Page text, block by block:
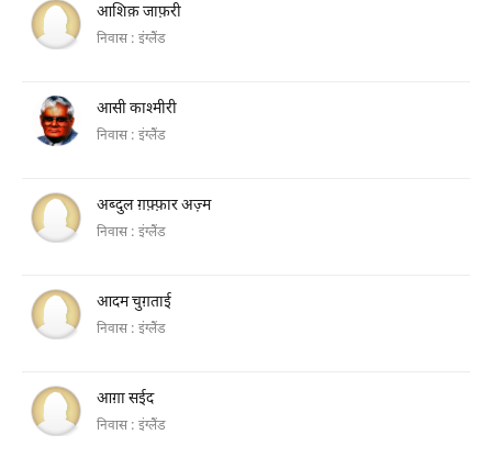
आशिक़ जाफ़री
निवास : इंग्लैंड
आसी काश्मीरी
निवास : इंग्लैंड
अब्दुल ग़फ़्फ़ार अज़्म
निवास : इंग्लैंड
आदम चुग़ताई
निवास : इंग्लैंड
आग़ा सईद
निवास : इंग्लैंड